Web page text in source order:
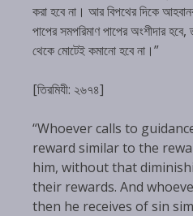
করা হবে না। আর বিপথের দিকে
পাপের সমপরিমাণ পাপের অংশীদার
থেকে মোটেই কমানো হবে না।”
[তিরমিযী: ২৬৭৪]
“Whoever calls to
reward similar to the
him, without that
their rewards. And
then he receives of sin